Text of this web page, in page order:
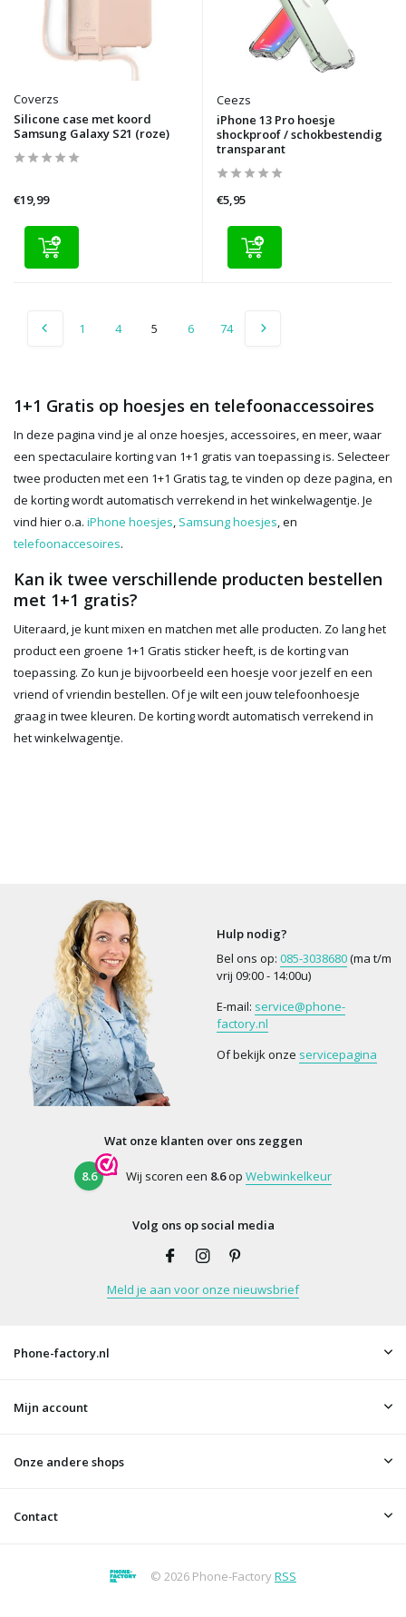
Coverzs
Silicone case met koord
Samsung Galaxy S21 (roze)
€19,99
Ceezs
iPhone 13 Pro hoesje
shockproof / schokbestendig
transparant
€5,95
1 4 5 6 74
1+1 Gratis op hoesjes en telefoonaccessoires
In deze pagina vind je al onze hoesjes, accessoires, en meer, waar
een spectaculaire korting van 1+1 gratis van toepassing is. Selecteer
twee producten met een 1+1 Gratis tag, te vinden op deze pagina, en
de korting wordt automatisch verrekend in het winkelwagentje. Je
vind hier o.a. iPhone hoesjes, Samsung hoesjes, en
telefoonaccesoires.
Kan ik twee verschillende producten bestellen
met 1+1 gratis?
Uiteraard, je kunt mixen en matchen met alle producten. Zo lang het
product een groene 1+1 Gratis sticker heeft, is de korting van
toepassing. Zo kun je bijvoorbeeld een hoesje voor jezelf en een
vriend of vriendin bestellen. Of je wilt een jouw telefoonhoesje
graag in twee kleuren. De korting wordt automatisch verrekend in
het winkelwagentje.
Hulp nodig?
Bel ons op: 085-3038680(ma t/m
vrij 09:00 - 14:00u)
E-mail: service@phone-
factory.nl
Of bekijk onze servicepagina
Wat onze klanten over ons zeggen
8.6 Wij scoren een 8.6op Webwinkelkeur
Volg ons op social media
Meld je aan voor onze nieuwsbrief
Phone-factory.nl
Mijn account
Onze andere shops
Contact
© 2026 Phone-FactoryRSS